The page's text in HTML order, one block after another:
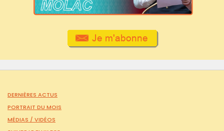
DERNIÈRES ACTUS
PORTRAIT DU MOIS
MÉDIAS / VIDÉOS